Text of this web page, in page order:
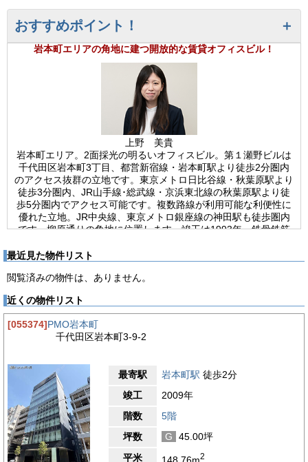
おすすめポイント！
岩本町エリアの角地に建つ開放的な賃貸オフィスビル！
上野 美貴
岩本町エリア。2面採光の明るいオフィスビル。第１瀬野ビルは
千代田区岩本町3丁目、都営新宿線・岩本町駅より徒歩2分圏内
のアクセス抜群の立地です。東京メトロ日比谷線・秋葉原駅より
徒歩3分圏内、JR山手線･総武線・京浜東北線の秋葉原駅より徒
歩5分圏内でアクセス可能です。複数路線が利用可能な利便性に
優れた立地。JR中央線、東京メトロ銀座線の神田駅も徒歩圏内
です。柳原通りの角地に位置します。竣工は1993年、鉄骨鉄筋
レベーターは乗用9人乗りを1基を設置。エントランスは平日の
で、24時間使用制限はありません。平日夜間及び土日祝日はオ
個別空調、OAフロア、光ファイバー導入済です。使いやすいワ
ンフロア・ワンテナント。各フロア内に給湯室、男女別トイレを
設置しています。角地を生かした大きな窓面で、明るく開放的な
室内空間です。グレーの石貼りでシャープな落ち着いた外観。ビ
【周辺ガイド】
第１瀬野ビルは、東京都千代田区岩本町3-9-9にあるオフィスビ
ルです。靖国通りから一本入った角地に位置する視認性抜群の立
地です。最寄り駅は岩本町駅で徒歩2分圏内でアクセス可能で
す。また、秋葉原駅・神田駅からも徒歩圏内でアクセス可能で
す。複数路線が利用できる利便性の高い立地です。靖国通り沿い
にはバス停があるので、バスでのアクセスも良好です。ビル周辺
最近見た物件リスト
閲覧済みの物件は、ありません。
近くの物件リスト
[055374]PMO岩本町
千代田区岩本町3-9-2
最寄駅 岩本町駅 徒歩2分
竣工
2009年
階数
5階
坪数
G
45.00坪
平米
148.76m2